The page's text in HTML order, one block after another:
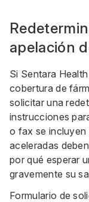
apelación
Si Sentara
cobertura de
solicitar una
instrucciones
o fax se incluyen
aceleradas
por qué esperar
gravemente su
Formulario de